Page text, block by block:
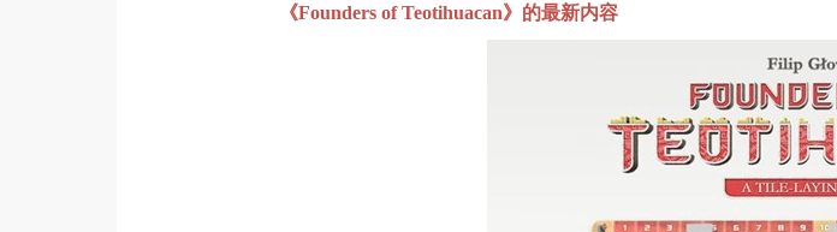
《Founders of Teotihuacan》的最新内容